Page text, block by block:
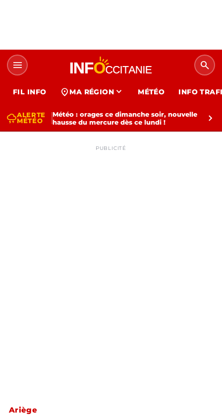
menu search
FIL INFO location_on MA RÉGION expand_more MÉTÉO INFO
thunderstormALERTE
MÉTÉO
Météo : orages ce dimanche soir, nouvelle
hausse du mercure dès ce lundi !
chevron_right
PUBLICITÉ
Ariège